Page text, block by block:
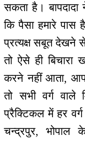
सकता है।
कि पैसा हमारे
प्रत्यक्ष सबूत देखने
तो ऐसे ही बिचारा
करने नहीं आता,
तो सभी वर्ग
प्रैक्टिकल में हर
चन्द्रपुर, भोपाल